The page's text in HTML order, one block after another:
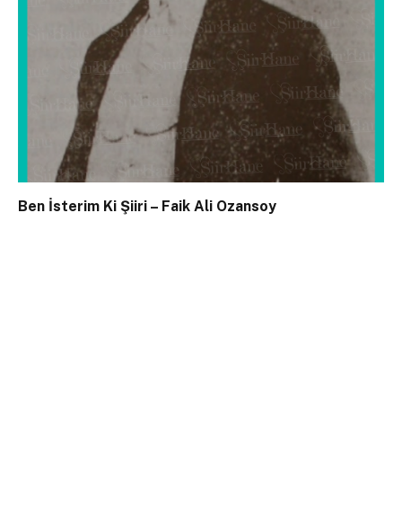
Ben İsterim Ki Şiiri – Faik Ali Ozansoy